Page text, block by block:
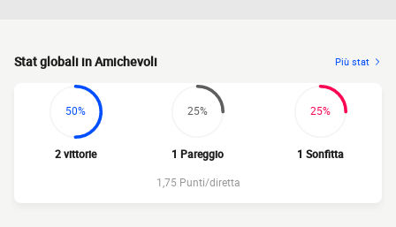
Stat globali in Amichevoli Più stat
50%
2 vittorie
25%
1 Pareggio
25%
1 Sonfitta
1,75 Punti/diretta